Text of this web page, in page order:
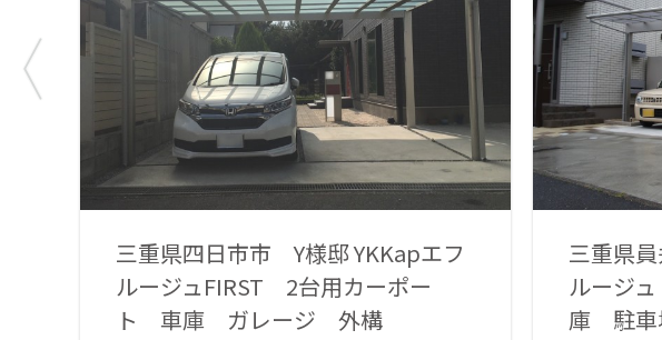
三重県四日市市 Y様邸 YKKapエフ
ルージュFIRST 2台用カーポー
ト 車庫 ガレージ 外構
三重県
ルージ
庫 駐